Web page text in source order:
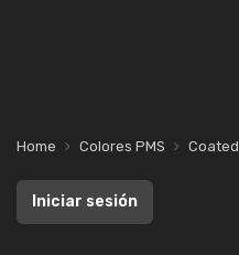
Home Colores PMS Coated
Iniciar sesión